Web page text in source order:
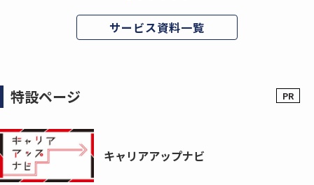
サービス資料一覧
特設ページ
キャリアアップナビ